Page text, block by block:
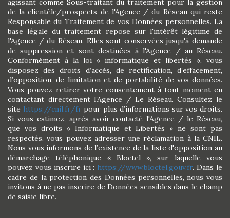
de la clientèle/prospects de l'Agence / du Réseau qui reste
Responsable du Traitement de vos Données personnelles. La
base légale du traitement repose sur l'intérêt légitime de
l'Agence / du Réseau. Elles sont conservées jusqu'à demande
de suppression et sont destinées à l'Agence / au Réseau.
Conformément à la loi « informatique et libertés », vous
disposez des droits d’accès, de rectification, d’effacement,
d’opposition, de limitation et de portabilité de vos données.
Vous pouvez retirer votre consentement à tout moment en
contactant directement l’Agence / Le Réseau. Consultez le
site https://cnil.fr/frpour plus d’informations sur vos droits.
Si vous estimez, après avoir contacté l'Agence / le Réseau,
que vos droits « Informatique et Libertés » ne sont pas
respectés, vous pouvez adresser une réclamation à la CNIL.
Nous vous informons de l’existence de la liste d'opposition au
démarchage téléphonique « Bloctel », sur laquelle vous
pouvez vous inscrire ici : https://www.bloctel.gouv.fr. Dans le
cadre de la protection des Données personnelles, nous vous
invitons à ne pas inscrire de Données sensibles dans le champ
de saisie libre.